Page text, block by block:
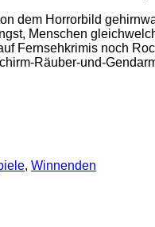
dem Horrorbild
Menschen
Fernsehkrimis noch
Räuber-und-
, Winnenden